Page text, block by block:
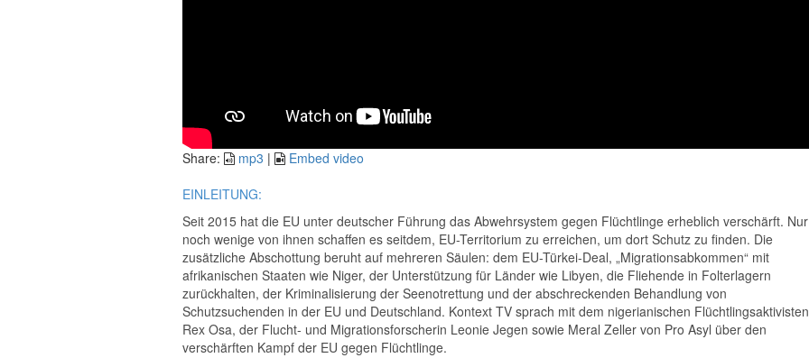
Share: mp3 |
Embed video
EINLEITUNG:
Seit 2015 hat die EU unter deutscher Führung das Abwehrsystem gegen Flüchtlinge erheblich verschärft. Nur
noch wenige von ihnen schaffen es seitdem, EU-Territorium zu erreichen, um dort Schutz zu finden. Die
zusätzliche Abschottung beruht auf mehreren Säulen: dem EU-Türkei-Deal, „Migrationsabkommen“ mit
afrikanischen Staaten wie Niger, der Unterstützung für Länder wie Libyen, die Fliehende in Folterlagern
zurückhalten, der Kriminalisierung der Seenotrettung und der abschreckenden Behandlung von
Schutzsuchenden in der EU und Deutschland. Kontext TV sprach mit dem nigerianischen Flüchtlingsaktivisten
Rex Osa, der Flucht- und Migrationsforscherin Leonie Jegen sowie Meral Zeller von Pro Asyl über den
verschärften Kampf der EU gegen Flüchtlinge.